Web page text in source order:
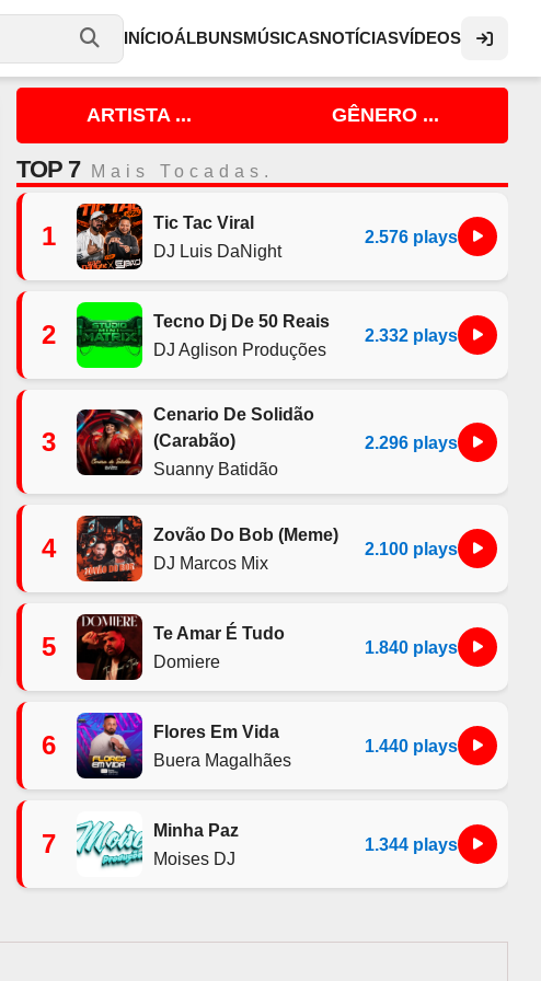
INÍCIOÁLBUNSMÚSICASNOTÍCIASVÍDEOS
ARTISTA ... GÊNERO ...
TOP 7 Mais Tocadas.
1
Tic Tac Viral
DJ Luis DaNight
2.576 plays
2
Tecno Dj De 50 Reais
DJ Aglison Produções
2.332 plays
3
Cenario De Solidão
(Carabão)
Suanny Batidão
2.296 plays
4
Zovão Do Bob (Meme)
DJ Marcos Mix
2.100 plays
5
Te Amar É Tudo
Domiere
1.840 plays
6
Flores Em Vida
Buera Magalhães
1.440 plays
7
Minha Paz
Moises DJ
1.344 plays